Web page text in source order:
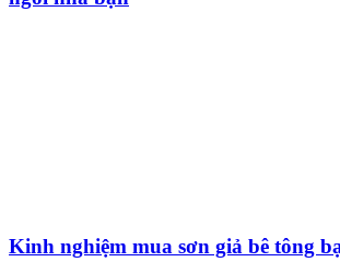
Kinh nghiệm mua sơn giả bê tông